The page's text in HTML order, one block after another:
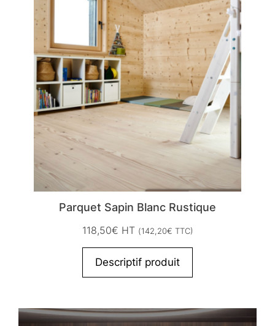
Parquet Sapin Blanc Rustique
118,50€ HT (142,20€ TTC)
Descriptif produit